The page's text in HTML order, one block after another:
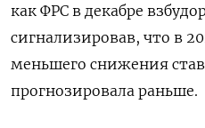
как ФРС в декабре
сигнализировав, что в
меньшего снижения
прогнозировала раньше.